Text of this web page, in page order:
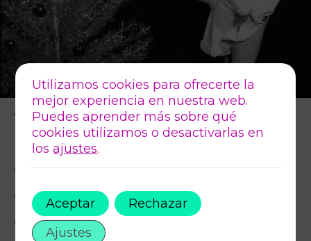
Taller de Burlesque & Foto Boudoir – 70€
El regalo estrella para quienes buscan una
experiencia transformadora.
empoderamiento.
Una vivencia perfecta para regalar bienestar,
conexión y brillo.
Utilizamos cookies para ofrecerte la
mejor experiencia en nuestra web.
Puedes aprender más sobre qué
cookies utilizamos o desactivarlas en
losajustes.
Aceptar
Rechazar
Ajustes